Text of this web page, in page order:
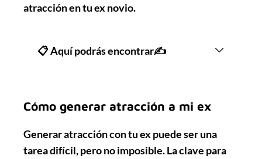
atracción en tu ex novio.
📋 Aquí podrás encontrar✍
Cómo generar atracción a mi ex
Generar atracción con tu ex puede ser una
tarea difícil, pero no imposible. La clave para